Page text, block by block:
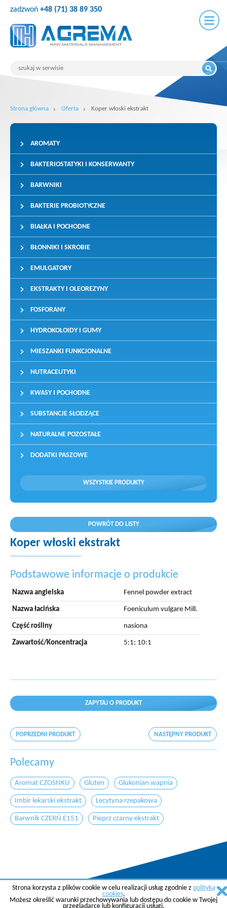
zadzwoń +48 (71) 38 89 350
Strona główna Oferta Koper włoski ekstrakt
AROMATY
BAKTERIOSTATYKI I KONSERWANTY
BARWNIKI
BAKTERIE PROBIOTYCZNE
BIAŁKA I POCHODNE
BŁONNIKI I SKROBIE
EMULGATORY
EKSTRAKTY I OLEOREZYNY
FOSFORANY
HYDROKOLOIDY I GUMY
MIESZANKI FUNKCJONALNE
NUTRACEUTYKI
KWASY I POCHODNE
SUBSTANCJE SŁODZĄCE
NATURALNE POZOSTAŁE
DODATKI PASZOWE
WSZYSTKIE PRODUKTY
POWRÓT DO LISTY
Koper włoski ekstrakt
Podstawowe informacje o produkcie
Nazwa angielska Fennel powder extract
Nazwa łacińska Foeniculum vulgare Mill.
Część rośliny nasiona
Zawartość/Koncentracja 5:1; 10:1
ZAPYTAJ O PRODUKT
POPRZEDNI PRODUKT NASTĘPNY PRODUKT
Polecamy
Aromat CZOSNKU Gluten Glukonian wapnia
Imbir lekarski ekstrakt Lecytyna rzepakowa
Barwnik CZERŃ E151 Pieprz czarny ekstrakt
Copyright © 2015 AGREMA Poland Sp. z o.o.
Created bySkyGroup Sp. z o.o.
Strona korzysta z plików cookie w celu realizacji usług zgodnie z polityką
cookies.
Możesz określić warunki przechowywania lub dostępu do cookie w Twojej
przeglądarce lub konfiguracji usługi.